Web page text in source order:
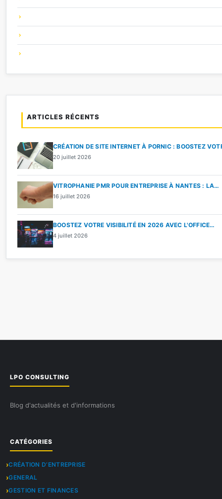
ARTICLES RÉCENTS
CRÉATION DE SITE INTERNET À PORNIC : BOOSTEZ
20 juillet 2026
VITROPHANIE PMR POUR ENTREPRISE À NANTES : LA…
16 juillet 2026
BOOSTEZ VOTRE VISIBILITÉ EN 2026 AVEC L'OFFICE…
4 juillet 2026
LPO CONSULTING
Blog d'actualités et d'informations
CATÉGORIES
CRÉATION D’ENTREPRISE
GENERAL
GESTION ET FINANCES